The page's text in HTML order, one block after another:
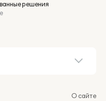
решения
О сайте